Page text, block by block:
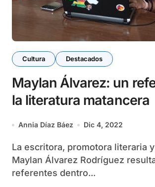
Cultura Destacados
Maylan Álvarez: un
la literatura matancera
Annia Díaz Báez Dic 4, 2022
La escritora, promotora literaria y editora
Maylan Álvarez Rodríguez
referentes dentro...